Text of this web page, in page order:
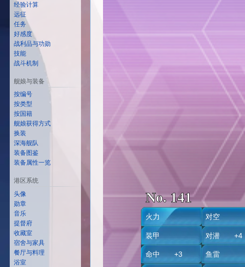
No. 141
火力
装甲
命中 +3
对空
对潜 +4
鱼雷
经验计算
远征
任务
好感度
战利品与功勋
技能
战斗机制
舰娘与装备
按编号
按类型
按国籍
舰娘获得方式
换装
深海舰队
装备图鉴
装备属性一览
港区系统
头像
勋章
音乐
提督府
收藏室
宿舍与家具
餐厅与料理
浴室